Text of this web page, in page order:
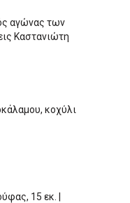
αγώνας των
Καστανιώτη
κοχύλι
15 εκ. |